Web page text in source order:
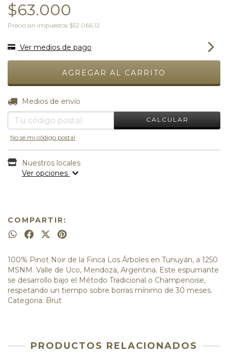
$63.000
Precio sin impuestos $52.066,12
Ver medios de pago
Entregas para el CP:
Medios de envío
CALCULAR
No sé mi código postal
Nuestros locales
Ver opciones
COMPARTIR:
100% Pinot Noir de la Finca Los Árboles en Tunuyán, a 1250
MSNM. Valle de Uco, Mendoza, Argentina. Este espumante
se desarrollo bajo el Método Tradicional o Champenoise,
respetando un tiempo sobre borras mínimo de 30 meses.
Categoria: Brut
PRODUCTOS RELACIONADOS